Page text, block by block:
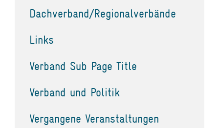
Dachverband/Regionalverbände
Links
Verband Sub Page Title
Verband und Politik
Vergangene Veranstaltungen